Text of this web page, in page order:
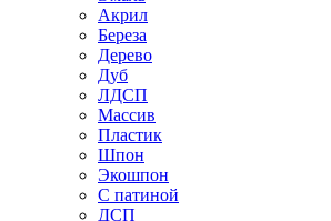
Акрил
Береза
Дерево
Дуб
ЛДСП
Массив
Пластик
Шпон
Экошпон
С патиной
ДСП